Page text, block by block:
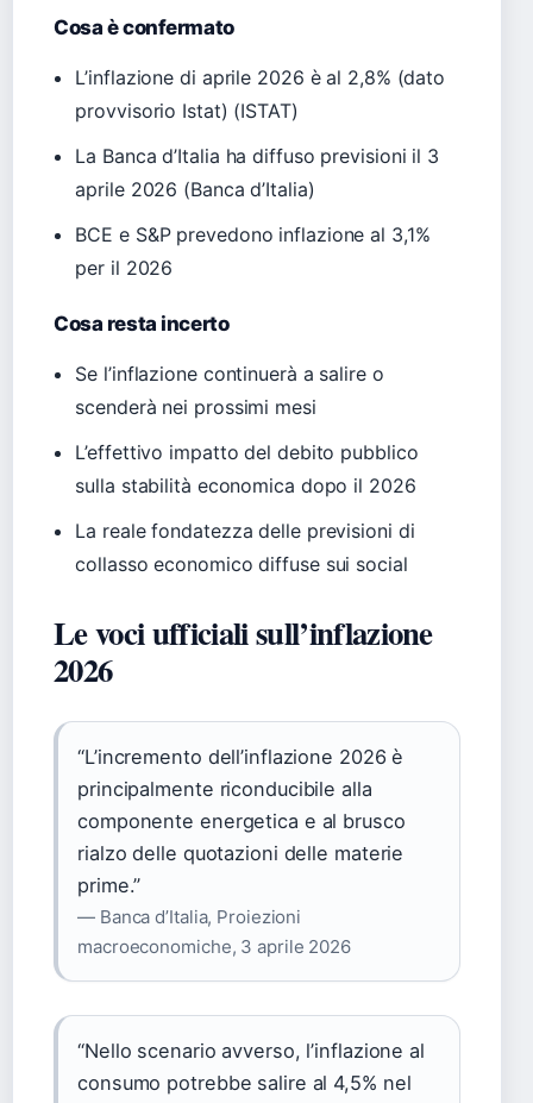
Cosa è confermato
L’inflazione di aprile 2026 è al 2,8% (dato
provvisorio Istat) (ISTAT)
La Banca d’Italia ha diffuso previsioni il 3
aprile 2026 (Banca d’Italia)
BCE e S&P prevedono inflazione al 3,1%
per il 2026
Cosa resta incerto
Se l’inflazione continuerà a salire o
scenderà nei prossimi mesi
L’effettivo impatto del debito pubblico
sulla stabilità economica dopo il 2026
La reale fondatezza delle previsioni di
collasso economico diffuse sui social
Le voci ufficiali sull’inflazione
2026
“L’incremento dell’inflazione 2026 è
principalmente riconducibile alla
componente energetica e al brusco
rialzo delle quotazioni delle materie
prime.”
— Banca d’Italia, Proiezioni
macroeconomiche, 3 aprile 2026
“Nello scenario avverso, l’inflazione al
consumo potrebbe salire al 4,5% nel